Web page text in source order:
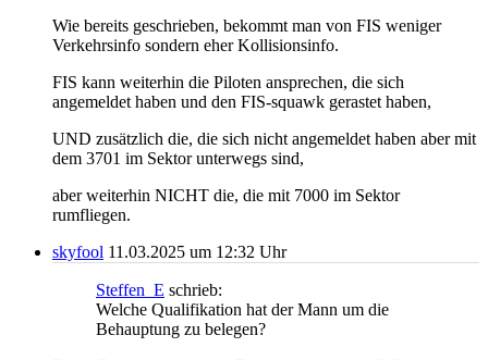
Wie bereits geschrieben, bekommt man von FIS weniger
Verkehrsinfo sondern eher Kollisionsinfo.
FIS kann weiterhin die Piloten ansprechen, die sich
angemeldet haben und den FIS-squawk gerastet haben,
UND zusätzlich die, die sich nicht angemeldet haben aber mit
dem 3701 im Sektor unterwegs sind,
aber weiterhin NICHT die, die mit 7000 im Sektor
rumfliegen.
skyfool 11.03.2025 um 12:32 Uhr
Steffen_E schrieb:
Welche Qualifikation hat der Mann um die
Behauptung zu belegen?